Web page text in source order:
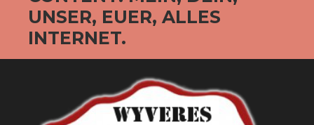
UNSER, EUER, ALLES
INTERNET.